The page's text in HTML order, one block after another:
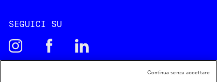
SEGUICI SU
Continua senza accettare